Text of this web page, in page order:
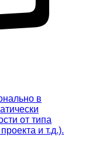
в
от типа
и т.д.).